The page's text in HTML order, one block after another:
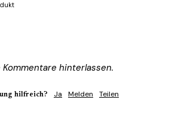
hinterlassen.
hilfreich? Ja Melden Teilen